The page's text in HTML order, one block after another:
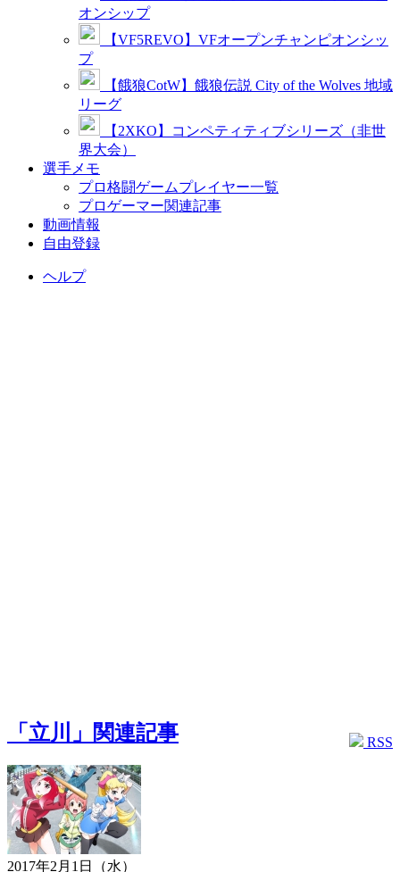
オンシップ
【VF5REVO】VFオープンチャンピオンシッ
プ
【餓狼CotW】餓狼伝説 City of the Wolves 地域
リーグ
【2XKO】コンペティティブシリーズ（非世
界大会）
選手メモ
プロ格闘ゲームプレイヤー一覧
プロゲーマー関連記事
動画情報
自由登録
ヘルプ
RSS
「立川」関連記事
2017年2月1日（水）